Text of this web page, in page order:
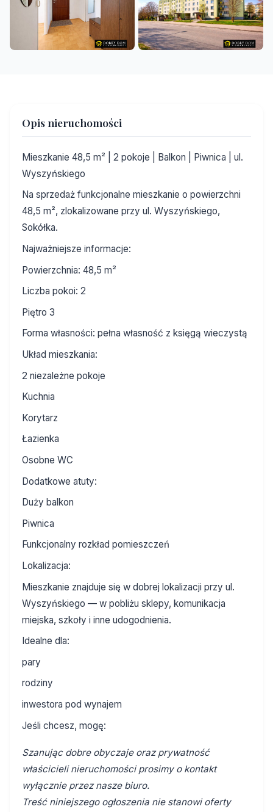
Opis nieruchomości
Mieszkanie 48,5 m² | 2 pokoje | Balkon | Piwnica | ul.
Wyszyńskiego
Na sprzedaż funkcjonalne mieszkanie o powierzchni
48,5 m², zlokalizowane przy ul. Wyszyńskiego,
Sokółka.
Najważniejsze informacje:
Powierzchnia: 48,5 m²
Liczba pokoi: 2
Piętro 3
Forma własności: pełna własność z księgą wieczystą
Układ mieszkania:
2 niezależne pokoje
Kuchnia
Korytarz
Łazienka
Osobne WC
Dodatkowe atuty:
Duży balkon
Piwnica
Funkcjonalny rozkład pomieszczeń
Lokalizacja:
Mieszkanie znajduje się w dobrej lokalizacji przy ul.
Wyszyńskiego — w pobliżu sklepy, komunikacja
miejska, szkoły i inne udogodnienia.
Idealne dla:
pary
rodziny
inwestora pod wynajem
Jeśli chcesz, mogę:
Szanując dobre obyczaje oraz prywatność
właścicieli nieruchomości prosimy o kontakt
wyłącznie przez nasze biuro.
Treść niniejszego ogłoszenia nie stanowi oferty